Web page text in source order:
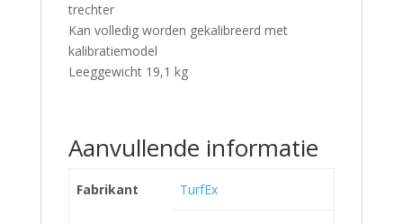
trechter
Kan volledig worden gekalibreerd met
kalibratiemodel
Leeggewicht 19,1 kg
Aanvullende informatie
Fabrikant TurfEx